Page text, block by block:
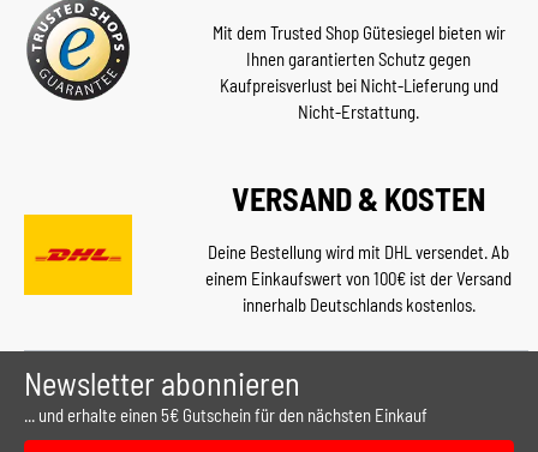
Mit dem Trusted Shop Gütesiegel bieten wir
Ihnen garantierten Schutz gegen
Kaufpreisverlust bei Nicht-Lieferung und
Nicht-Erstattung.
VERSAND & KOSTEN
Deine Bestellung wird mit DHL versendet. Ab
einem Einkaufswert von 100€ ist der Versand
innerhalb Deutschlands kostenlos.
Newsletter abonnieren
... und erhalte einen 5€ Gutschein für den nächsten Einkauf